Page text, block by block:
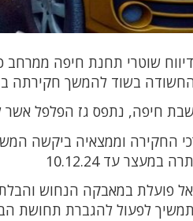
שוטרי תחנת חיפה ממרחב
בשוד להמשך חקירתה
חיפה, נתפס גז הפלפל
החקירה וממצאיה ביקשה
במעצר עד 10.12.24
פועלת במאבקה הנחוש והבלתי
לפעול להגברת תחושת